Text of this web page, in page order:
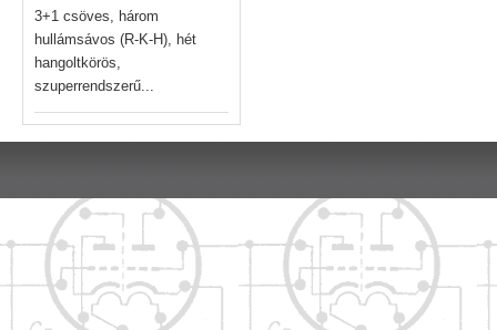
3+1 csöves, három
hullámsávos (R-K-H), hét
hangoltkörös,
szuperrendszerű...